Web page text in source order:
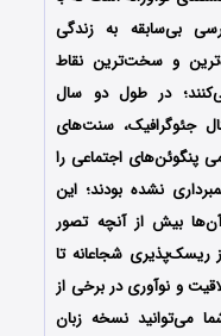
بی‌سابقه به زندگی
و سخت‌ترین نقاط
در طول دو سال
جئوگرافیک، سنت‌های
پنگوئن‌های اجتماعی را
نشده بودند؛ این
بیش از آنچه تصور
ریسک‌پذیری شجاعانه تا
و نوآوری در برخی از
می‌توانید نسخه زبان